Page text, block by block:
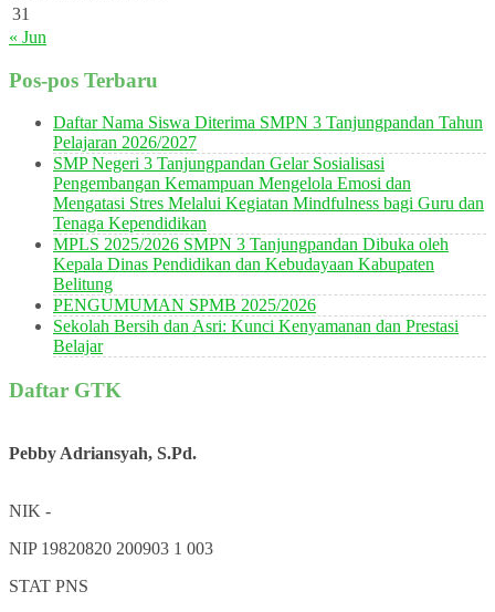
31
« Jun
Pos-pos Terbaru
Daftar Nama Siswa Diterima SMPN 3 Tanjungpandan Tahun
Pelajaran 2026/2027
SMP Negeri 3 Tanjungpandan Gelar Sosialisasi
Pengembangan Kemampuan Mengelola Emosi dan
Mengatasi Stres Melalui Kegiatan Mindfulness bagi Guru dan
Tenaga Kependidikan
MPLS 2025/2026 SMPN 3 Tanjungpandan Dibuka oleh
Kepala Dinas Pendidikan dan Kebudayaan Kabupaten
Belitung
PENGUMUMAN SPMB 2025/2026
Sekolah Bersih dan Asri: Kunci Kenyamanan dan Prestasi
Belajar
Daftar GTK
Pebby Adriansyah, S.Pd.
NIK -
NIP 19820820 200903 1 003
STAT PNS